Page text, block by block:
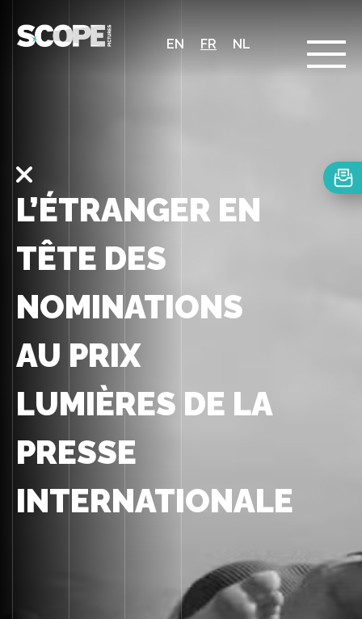
EN FR NL
L’ÉTRANGER EN
TÊTE DES
NOMINATIONS
AU PRIX
LUMIÈRES DE LA
PRESSE
INTERNATIONALE